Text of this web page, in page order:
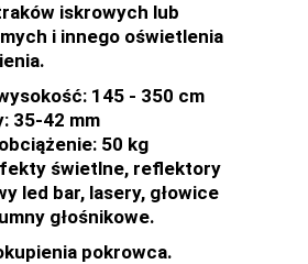
iskrowych lub
i innego oświetlenia
145 - 350 cm
35-42 mm
50 kg
świetlne, reflektory
led bar, lasery, głowice
głośnikowe.
pokrowca.